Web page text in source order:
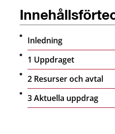
Inledning
1 Uppdraget
2 Resurser och avtal
3 Aktuella uppdrag